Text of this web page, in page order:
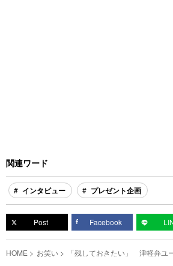
関連ワード
インタビュー プレゼント企画
Post Facebook
HOME お笑い 「残しておきたい」 津軽弁ユ
が、家族に反対されても続ける